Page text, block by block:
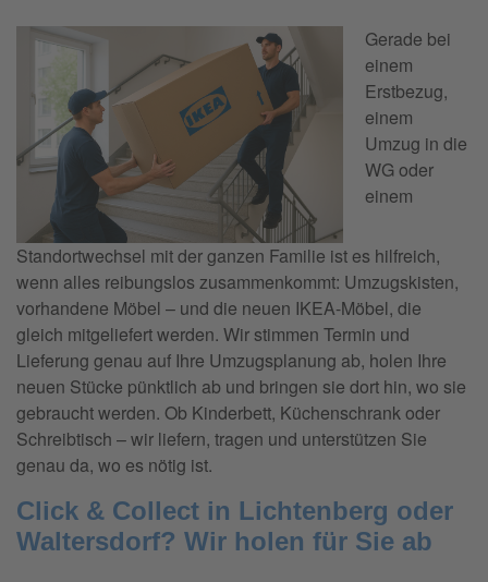
Gerade bei
einem
Erstbezug,
einem
Umzug in die
WG oder
einem
Standortwechsel mit der ganzen Familie ist es hilfreich,
wenn alles reibungslos zusammenkommt: Umzugskisten,
vorhandene Möbel – und die neuen IKEA-Möbel, die
gleich mitgeliefert werden. Wir stimmen Termin und
Lieferung genau auf Ihre Umzugsplanung ab, holen Ihre
neuen Stücke pünktlich ab und bringen sie dort hin, wo sie
gebraucht werden. Ob Kinderbett, Küchenschrank oder
Schreibtisch – wir liefern, tragen und unterstützen Sie
genau da, wo es nötig ist.
Click & Collect in Lichtenberg oder
Waltersdorf? Wir holen für Sie ab